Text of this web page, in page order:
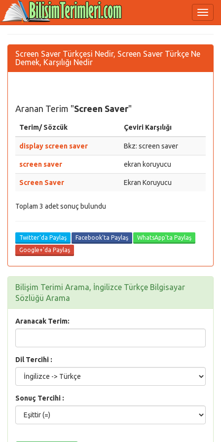
Screen Saver Türkçesi Nedir, Screen Saver Türkçe Ne
Demek, Karşılığı Nedir
Aranan Terim "Screen Saver"
Terim/ Sözcük Çeviri Karşılığı
display screen saver Bkz: screen saver
screen saver ekran koruyucu
Screen Saver Ekran Koruyucu
Toplam 3 adet sonuç bulundu
Twitter'da Paylaş Facebook'ta Paylaş
WhatsApp'ta Paylaş
Google+'da Paylaş
Bilişim Terimi Arama, İngilizce Türkçe Bilgisayar
Sözlüğü Arama
Aranacak Terim:
Dil Tercihi :
Sonuç Tercihi :